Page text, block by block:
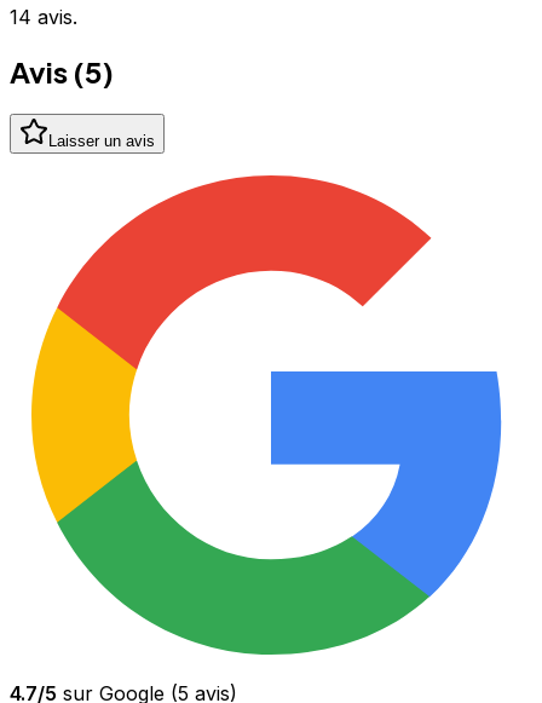
14 avis.
Avis (5)
Laisser un avis
4.7/5 sur Google (5 avis)